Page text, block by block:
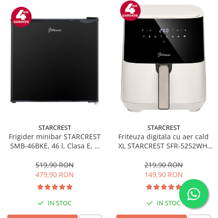
STARCREST
Frigider minibar STARCREST
SMB-46BKE, 46 l, Clasa E, H
519,90 RON
479,90 RON
IN STOC
STARCREST
Friteuza digitala cu aer cald
XL STARCREST SFR-5252WH,
200 °C, 8 programe
predefinite, Alb
219,90 RON
149,90 RON
IN STOC